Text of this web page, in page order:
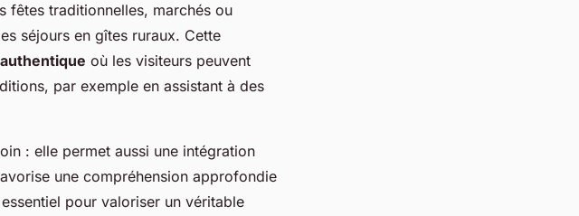
fêtes traditionnelles, marchés ou
séjours en gîtes ruraux. Cette
où les visiteurs peuvent
par exemple en assistant à des
: elle permet aussi une intégration
une compréhension approfondie
pour valoriser un véritable